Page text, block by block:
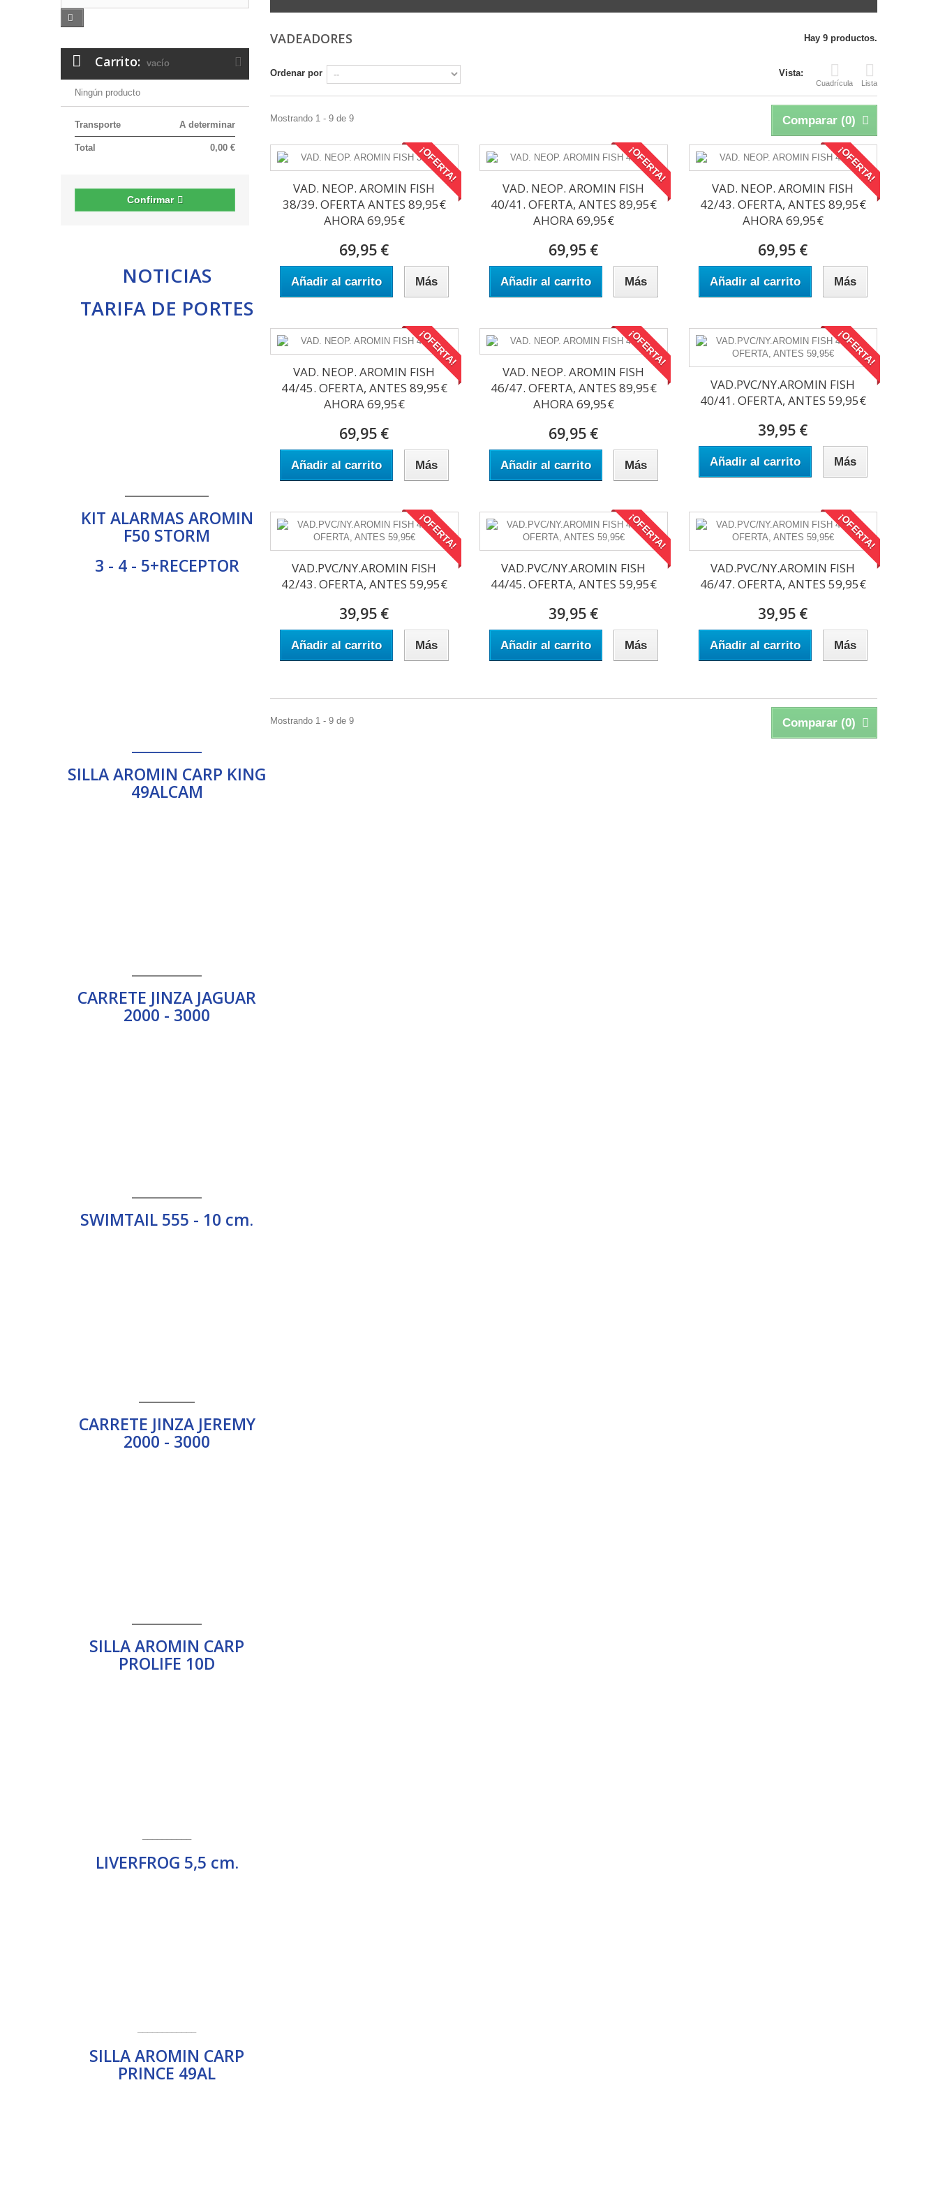
Carrito: vacío
Ningún producto
A determinar
Transporte
0,00 €
Total
Confirmar
NOTICIAS
TARIFA DE PORTES
KIT ALARMAS AROMIN
F50 STORM
3 - 4 - 5+RECEPTOR
SILLA AROMIN CARP KING
49ALCAM
CARRETE JINZA JAGUAR
2000 - 3000
SWIMTAIL 555 - 10 cm.
CARRETE JINZA JEREMY
2000 - 3000
SILLA AROMIN CARP
PROLIFE 10D
LIVERFROG 5,5 cm.
SILLA AROMIN CARP
PRINCE 49AL
VADEADORES Hay 9 productos.
Vista:
Cuadrícula Lista
Ordenar por
Comparar (0)
Mostrando 1 - 9 de 9
¡OFERTA!
VAD. NEOP. AROMIN FISH
38/39. OFERTA ANTES 89,95€
AHORA 69,95€
69,95 €
Añadir al carrito Más
¡OFERTA!
VAD. NEOP. AROMIN FISH
40/41. OFERTA, ANTES 89,95€
AHORA 69,95€
69,95 €
Añadir al carrito Más
¡OFERTA!
VAD. NEOP. AROMIN FISH
42/43. OFERTA, ANTES 89,95€
AHORA 69,95€
69,95 €
Añadir al carrito Más
¡OFERTA!
VAD. NEOP. AROMIN FISH
44/45. OFERTA, ANTES 89,95€
AHORA 69,95€
69,95 €
Añadir al carrito Más
¡OFERTA!
VAD. NEOP. AROMIN FISH
46/47. OFERTA, ANTES 89,95€
AHORA 69,95€
69,95 €
Añadir al carrito Más
¡OFERTA!
VAD.PVC/NY.AROMIN FISH
40/41. OFERTA, ANTES 59,95€
39,95 €
Añadir al carrito Más
¡OFERTA!
VAD.PVC/NY.AROMIN FISH
42/43. OFERTA, ANTES 59,95€
39,95 €
Añadir al carrito Más
¡OFERTA!
VAD.PVC/NY.AROMIN FISH
44/45. OFERTA, ANTES 59,95€
39,95 €
Añadir al carrito Más
¡OFERTA!
VAD.PVC/NY.AROMIN FISH
46/47. OFERTA, ANTES 59,95€
39,95 €
Añadir al carrito Más
Comparar (0)
Mostrando 1 - 9 de 9